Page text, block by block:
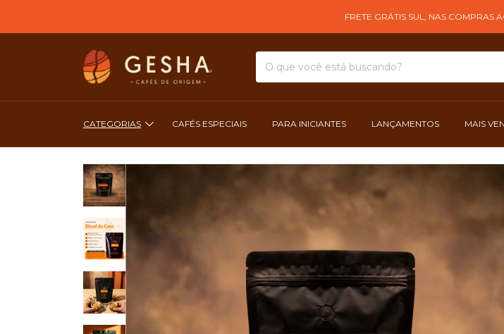
FRETE GRÁTIS SUL, NAS COMPRAS ACIMA DE
CATEGORIAS CAFÉS ESPECIAIS PARA INICIANTES LANÇAMENTOS MAIS